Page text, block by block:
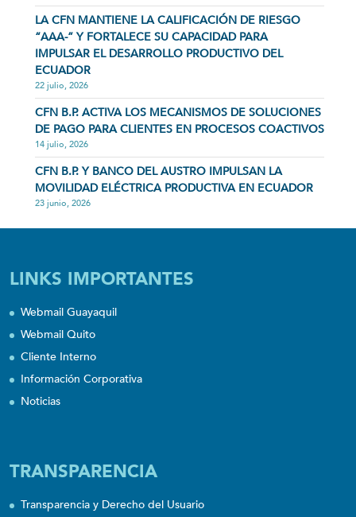
LA CFN MANTIENE LA CALIFICACIÓN DE RIESGO
“AAA-” Y FORTALECE SU CAPACIDAD PARA
IMPULSAR EL DESARROLLO PRODUCTIVO DEL
ECUADOR
22 julio, 2026
CFN B.P. ACTIVA LOS MECANISMOS DE SOLUCIONES
DE PAGO PARA CLIENTES EN PROCESOS COACTIVOS
14 julio, 2026
CFN B.P. Y BANCO DEL AUSTRO IMPULSAN LA
MOVILIDAD ELÉCTRICA PRODUCTIVA EN ECUADOR
23 junio, 2026
LINKS IMPORTANTES
Webmail Guayaquil
Webmail Quito
Cliente Interno
Información Corporativa
Noticias
TRANSPARENCIA
Transparencia y Derecho del Usuario